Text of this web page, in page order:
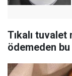
Tıkalı tuvalet
ödemeden